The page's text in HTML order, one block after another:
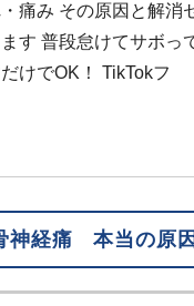
痛み その原因と解消
す 普段怠けてサボっ
けでOK！ TikTokフ
神経痛 本当の原